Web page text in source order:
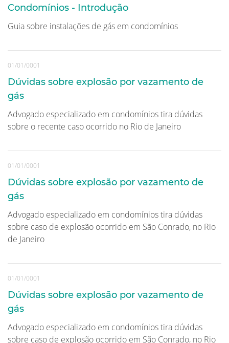
Condomínios - Introdução
Guia sobre instalações de gás em condomínios
01/01/0001
Dúvidas sobre explosão por vazamento de
gás
Advogado especializado em condomínios tira dúvidas
sobre o recente caso ocorrido no Rio de Janeiro
01/01/0001
Dúvidas sobre explosão por vazamento de
gás
Advogado especializado em condomínios tira dúvidas
sobre caso de explosão ocorrido em São Conrado, no Rio
de Janeiro
01/01/0001
Dúvidas sobre explosão por vazamento de
gás
Advogado especializado em condomínios tira dúvidas
sobre caso de explosão ocorrido em São Conrado, no Rio